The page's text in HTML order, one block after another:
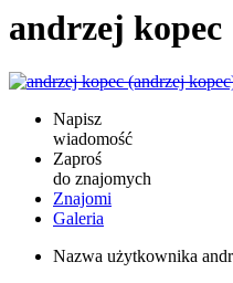
andrzej kopec
Napisz
wiadomość
Zaproś
do znajomych
Znajomi
Galeria
Nazwa użytkownika